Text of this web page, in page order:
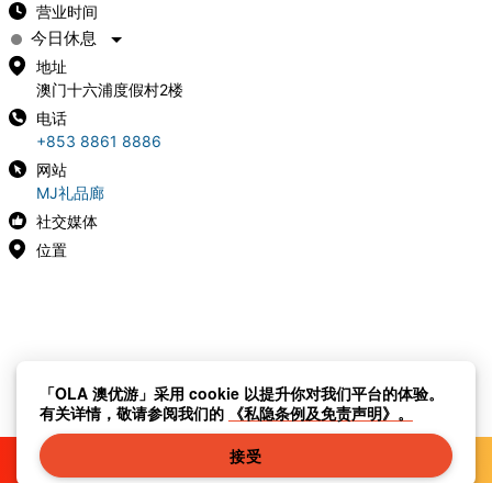
营业时间
今日休息
地址
澳门十六浦度假村2楼
电话
+853 8861 8886
网站
MJ礼品廊
社交媒体
位置
「OLA 澳优游」采用 cookie 以提升你对我们平台的体验。
有关详情，敬请参阅我们的 《私隐条例及免责声明》。
接受